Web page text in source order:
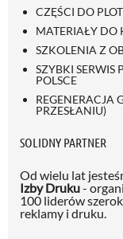
CZĘŚCI DO
MATERIAŁY DO
SZKOLENIA Z
SZYBKI SERWIS
POLSCE
REGENERACJA
PRZESŁANIU)
SOLIDNY PARTNER
Od wielu lat
Izby Druku-
100 liderów
reklamy i druku.